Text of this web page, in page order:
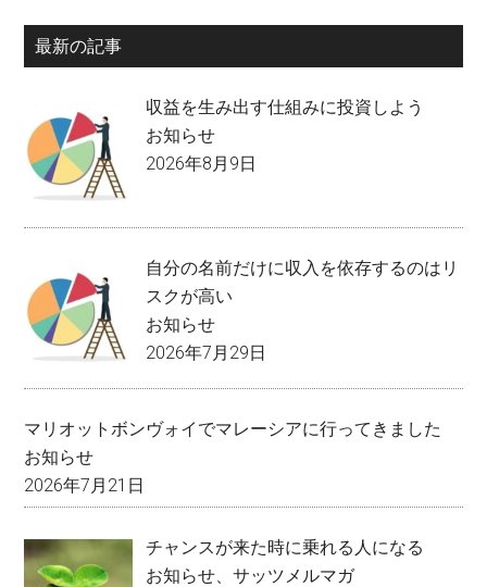
最新の記事
収益を生み出す仕組みに投資しよう
お知らせ
2026年8月9日
自分の名前だけに収入を依存するのはリ
スクが高い
お知らせ
2026年7月29日
マリオットボンヴォイでマレーシアに行ってきました
お知らせ
2026年7月21日
チャンスが来た時に乗れる人になる
お知らせ 、サッツメルマガ